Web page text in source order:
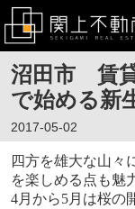
沼田市 賃
で始める新
2017-05-02
四方を雄大な山々
を楽しめる点も魅
4月から5月は桜の